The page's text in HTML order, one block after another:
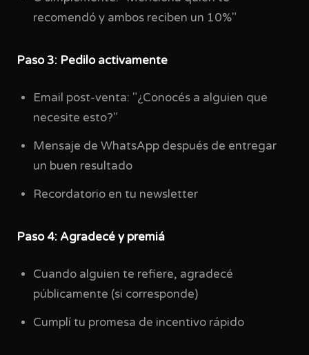
recomendó y ambos reciben un 10%"
Paso 3: Pedilo activamente
Email post-venta: "¿Conocés a alguien que
necesite esto?"
Mensaje de WhatsApp después de entregar
un buen resultado
Recordatorio en tu newsletter
Paso 4: Agradecé y premiá
Cuando alguien te refiere, agradecé
públicamente (si corresponde)
Cumplí tu promesa de incentivo rápido